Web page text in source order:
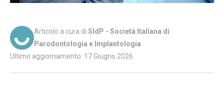
Articolo a cura di SIdP - Società Italiana di
Parodontologia e Implantologia
Ultimo aggiornamento: 17 Giugno 2026